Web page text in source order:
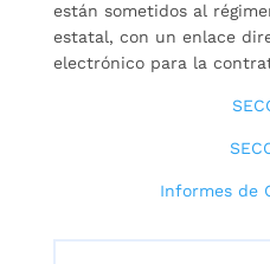
están sometidos al
estatal, con un enlace
electrónico para la
Informes de